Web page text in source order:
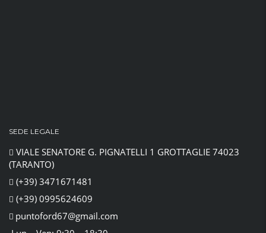
SEDE LEGALE
VIALE SENATORE G. PIGNATELLI 1 GROTTAGLIE 74023
(TARANTO)
(+39) 3471671481
(+39) 0995624609
puntoford67@gmail.com